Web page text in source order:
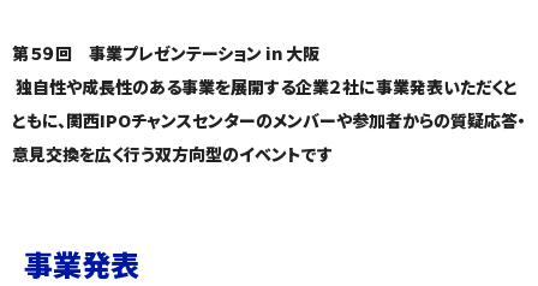
第５９回 事業プレゼンテーション in 大阪
独自性や成長性のある事業を展開する企業２社に事業発表いただくと
ともに、関西IPOチャンスセンターのメンバーや参加者からの質疑応答・
意見交換を広く行う双方向型のイベントです
事業発表